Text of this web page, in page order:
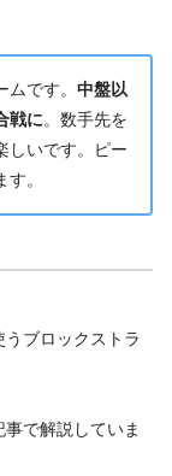
ムです。中盤以
戦に。数手先を
しいです。ピー
。
ブロックストラ
で解説していま